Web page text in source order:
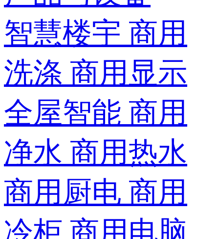
智慧楼宇 商用
洗涤 商用显示
全屋智能 商用
净水 商用热水
商用厨电 商用
冷柜 商用电脑